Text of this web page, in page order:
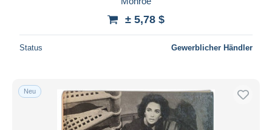
± 5,78 $
Status Gewerblicher Händler
Neu